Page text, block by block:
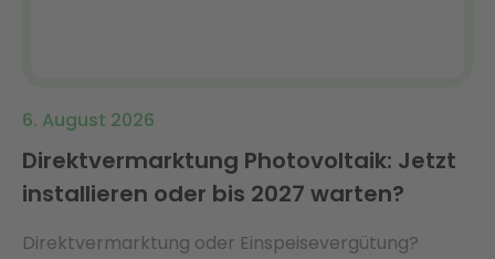
6. August 2026
Direktvermarktung Photovoltaik: Jetzt
installieren oder bis 2027 warten?
Direktvermarktung oder Einspeisevergütung?